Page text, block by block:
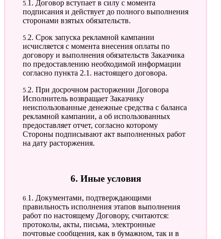
5.1. Договор вступает в силу с момента
подписания и действует до полного выполнения
сторонами взятых обязательств.
5.2. Срок запуска рекламной кампании
исчисляется с момента внесения оплаты по
договору и выполнения обязательств Заказчика
по предоставлению необходимой информации
согласно пункта 2.1. настоящего договора.
5.2. При досрочном расторжении Договора
Исполнитель возвращает Заказчику
неиспользованные денежные средства с баланса
рекламной кампании, а об использованных
предоставляет отчет, согласно которому
Стороны подписывают акт выполненных работ
на дату расторжения.
6. Иные условия
6.1. Документами, подтверждающими
правильность исполнения этапов выполнения
работ по настоящему Договору, считаются:
протоколы, акты, письма, электронные
почтовые сообщения, как в бумажном, так и в